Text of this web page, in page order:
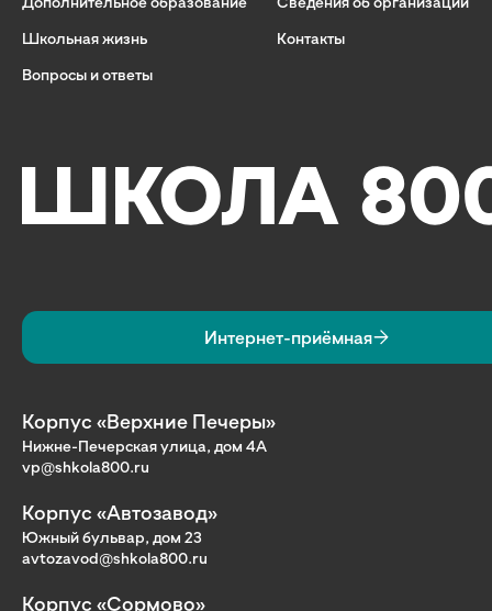
Школьная жизнь
Вопросы и ответы
Контакты
Интернет-приёмная
Корпус «Верхние Печеры»
Нижне-Печерская улица, дом 4А
vp@shkola800.ru
Корпус «Автозавод»
Южный бульвар, дом 23
avtozavod@shkola800.ru
Корпус «Сормово»